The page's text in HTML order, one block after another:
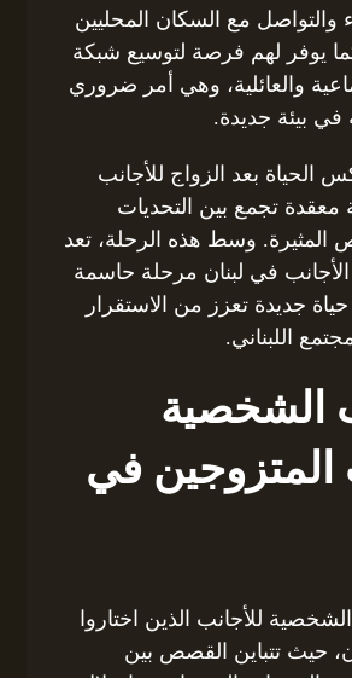
والتواصل مع السكان المحليين
يوفر لهم فرصة لتوسيع شبكة
والعائلية، وهي أمر ضروري
في بيئة جديدة.
الحياة بعد الزواج للأجانب
معقدة تجمع بين التحديات
المثيرة. وسط هذه الرحلة، تعد
في لبنان مرحلة حاسمة
جديدة تعزز من الاستقرار
اللبناني.
الشخصية
المتزوجين في
للأجانب الذين اختاروا
حيث تتباين القصص بين